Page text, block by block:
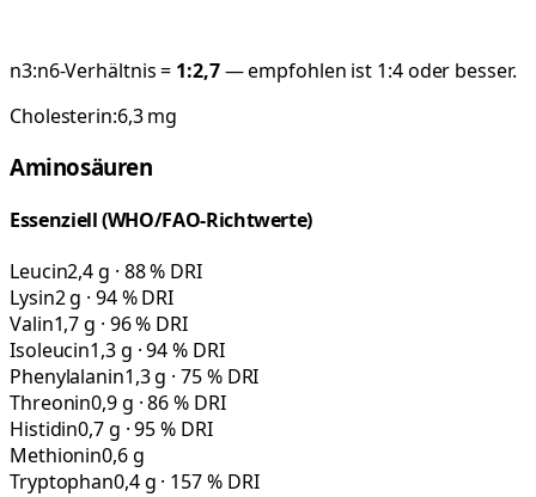
n3:n6-Verhältnis = 1:2,7— empfohlen ist 1:4 oder besser.
Cholesterin:6,3mg
Aminosäuren
Essenziell (WHO/FAO-Richtwerte)
Leucin2,4 g · 88 % DRI
Lysin2 g · 94 % DRI
Valin1,7 g · 96 % DRI
Isoleucin1,3 g · 94 % DRI
Phenylalanin1,3 g · 75 % DRI
Threonin0,9 g · 86 % DRI
Histidin0,7 g · 95 % DRI
Methionin0,6 g
Tryptophan0,4 g · 157 % DRI